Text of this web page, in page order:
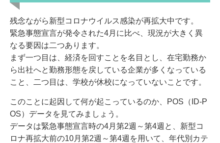
残念ながら新型コロナウイルス感染が再拡大中です。
緊急事態宣言が発令された4月に比べ、現況が大きく異
なる要因は二つあります。
まず一つ目は、経済を回すことを名目とし、在宅勤務か
ら出社へと勤務形態を戻している企業が多くなっている
こと、二つ目は、学校が休校になっていないことです。
このことに起因して何が起こっているのか、POS（ID-P
OS）データを見てみましょう。
データは緊急事態宣言時の4月第2週～第4週と、新型コ
ロナ再拡大前の10月第2週～第4週を用いて、年代別カテ